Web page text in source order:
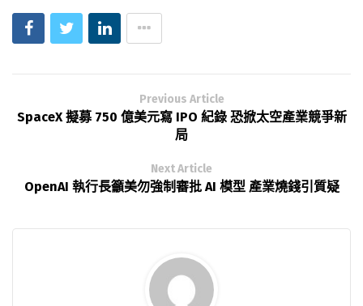
Previous Article
SpaceX 擬募 750 億美元寫 IPO 紀錄 恐掀太空產業競爭新
局
Next Article
OpenAI 執行長籲美勿強制審批 AI 模型 產業燒錢引質疑